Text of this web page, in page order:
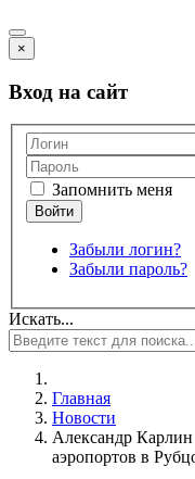
×
Вход на сайт
Запомнить меня
Забыли логин?
Забыли пароль?
Искать...
Главная
Новости
Александр Карлин
аэропортов в